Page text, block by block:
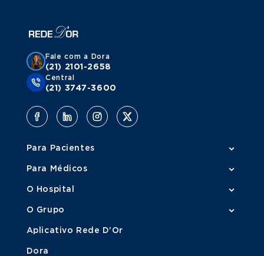
Fale com a Dora
(21) 2101-2658
Central
(21) 3747-3600
Para Pacientes
Para Médicos
O Hospital
O Grupo
Aplicativo Rede D'Or
Dora